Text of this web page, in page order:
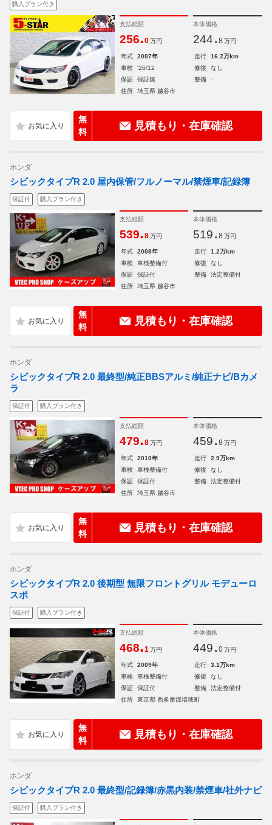
購入プラン付き
支払総額
256.0 万円
本体価格
244. 8 万円
年式 2007年 走行
16.2万km
車検
'26/12 修復
なし
保証
保証無 整備
-
住所
埼玉県 越谷市
無
料
見積もり・在庫確認
ホンダ
シビックタイプR 2.0 屋内保管/フルノーマル/禁煙車/記録簿
保証付 購入プラン付き
支払総額
539.8 万円
本体価格
519. 8 万円
年式 2008年 走行
1.2万km
車検
車検整備付 修復
なし
保証
保証付 整備
法定整備付
住所
埼玉県 越谷市
無
料
見積もり・在庫確認
ホンダ
シビックタイプR 2.0 最終型/純正BBSアルミ/純正ナビ/Bカメ
ラ
保証付 購入プラン付き
支払総額
479.8 万円
本体価格
459. 8 万円
年式 2010年 走行
2.9万km
車検
車検整備付 修復
なし
保証
保証付 整備
法定整備付
住所
埼玉県 越谷市
無
料
見積もり・在庫確認
ホンダ
シビックタイプR 2.0 後期型 無限フロントグリル モデューロ
スポ
保証付 購入プラン付き
支払総額
468.1 万円
本体価格
449. 0 万円
年式 2009年 走行
3.1万km
車検
車検整備付 修復
なし
保証
保証付 整備
法定整備付
住所
東京都 西多摩郡瑞穂町
無
料
見積もり・在庫確認
ホンダ
シビックタイプR 2.0 最終型/記録簿/赤黒内装/禁煙車/社外ナビ
保証付 購入プラン付き